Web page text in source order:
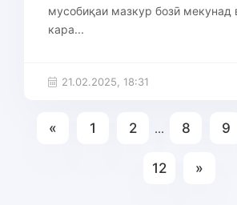
мусобиқаи мазкур бозӣ мекунад
кара...
21.02.2025, 18:31
« 1 2 ... 8 9
12 »